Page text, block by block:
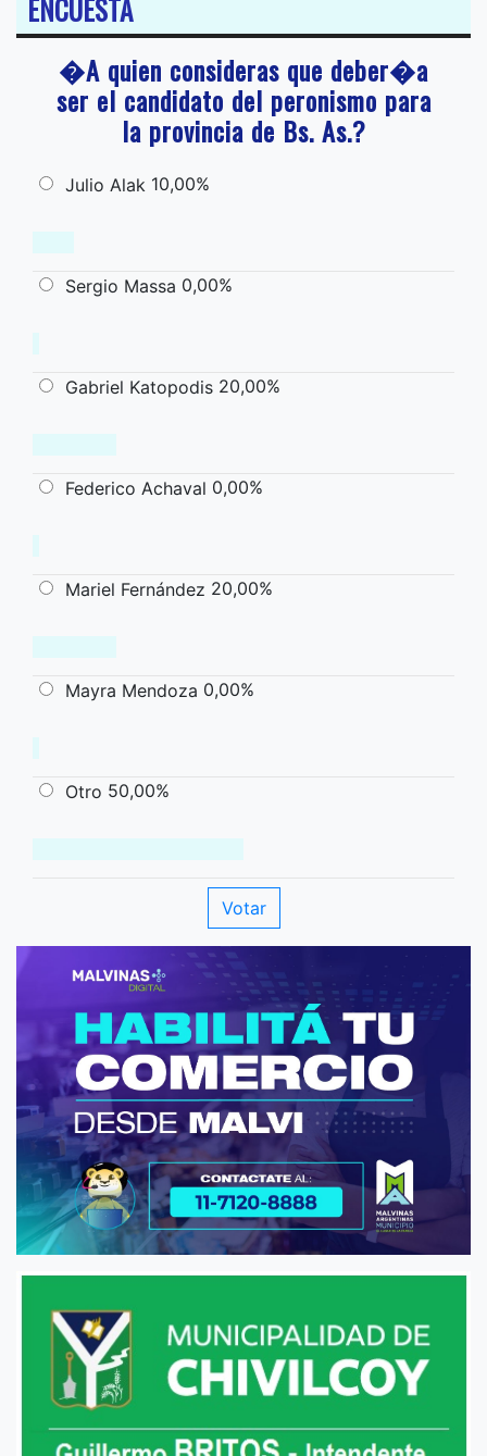
ENCUESTA
�A quien consideras que deber�a
ser el candidato del peronismo para
la provincia de Bs. As.?
Julio Alak 10,00%
Sergio Massa 0,00%
Gabriel Katopodis 20,00%
Federico Achaval 0,00%
Mariel Fernández 20,00%
Mayra Mendoza 0,00%
Otro 50,00%